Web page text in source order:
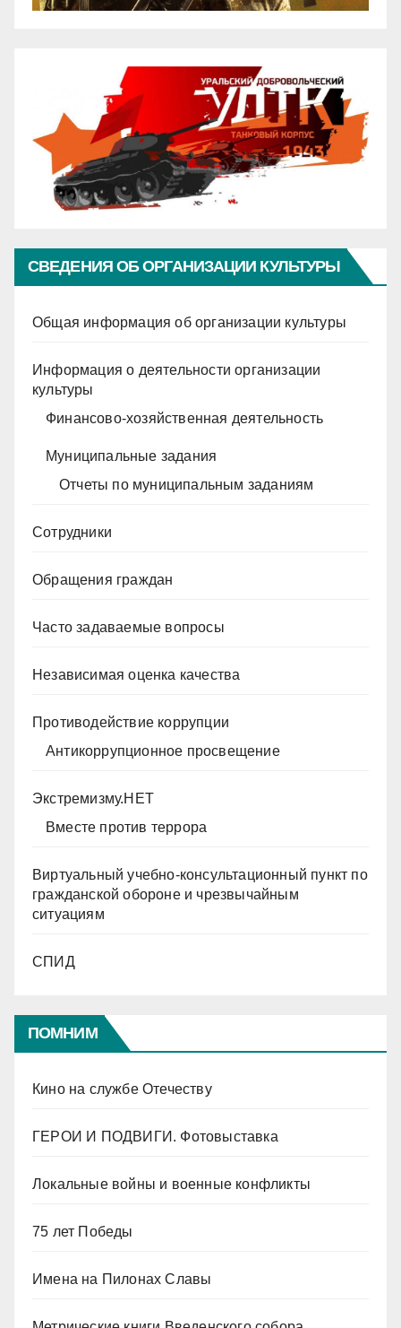
СВЕДЕНИЯ ОБ ОРГАНИЗАЦИИ КУЛЬТУРЫ
Общая информация об организации культуры
Информация о деятельности организации
культуры
Финансово-хозяйственная деятельность
Муниципальные задания
Отчеты по муниципальным заданиям
Сотрудники
Обращения граждан
Часто задаваемые вопросы
Независимая оценка качества
Противодействие коррупции
Антикоррупционное просвещение
Экстремизму.НЕТ
Вместе против террора
Виртуальный учебно-консультационный пункт по
гражданской обороне и чрезвычайным
ситуациям
СПИД
ПОМНИМ
Кино на службе Отечеству
ГЕРОИ И ПОДВИГИ. Фотовыставка
Локальные войны и военные конфликты
75 лет Победы
Имена на Пилонах Славы